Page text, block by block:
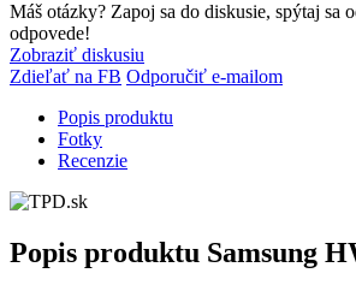
Máš otázky? Zapoj sa do diskusie, spýtaj sa
odpovede!
Zobraziť diskusiu
Zdieľať na FB Odporučiť e-mailom
Popis produktu
Fotky
Recenzie
Popis produktu Samsung